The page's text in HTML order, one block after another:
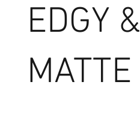
EDGY &
MATTE